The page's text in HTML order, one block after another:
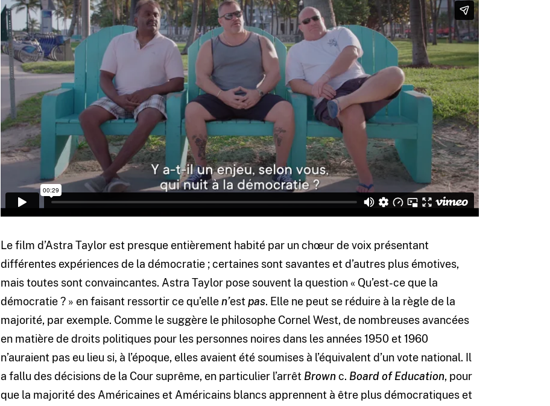
Le film d’Astra Taylor est presque entièrement habité par un chœur de voix présentant
différentes expériences de la démocratie ; certaines sont savantes et d’autres plus émotives,
mais toutes sont convaincantes. Astra Taylor pose souvent la question « Qu’est-ce que la
démocratie ? » en faisant ressortir ce qu’ellen’estpas. Elle ne peut se réduire à la règle de la
majorité, par exemple. Comme le suggère le philosophe Cornel West, de nombreuses avancées
en matière de droits politiques pour les personnes noires dans les années 1950 et 1960
n’auraient pas eu lieu si, à l’époque, elles avaient été soumises à l’équivalent d’un vote national. Il
a fallu des décisions de la Cour suprême, en particulier l’arrêt Brownc. Board of Education, pour
que la majorité des Américaines et Américains blancs apprennent à être plus démocratiques et